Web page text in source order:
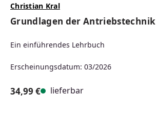
Christian Kral
Grundlagen der Antriebstechnik
Ein einführendes Lehrbuch
Erscheinungsdatum: 03/2026
34,99 € lieferbar